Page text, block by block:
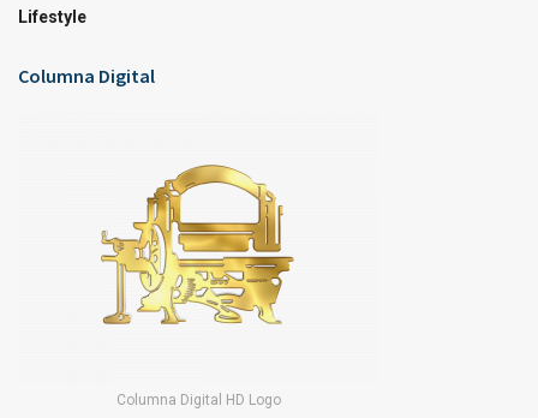
Lifestyle
Columna Digital
Columna Digital HD Logo